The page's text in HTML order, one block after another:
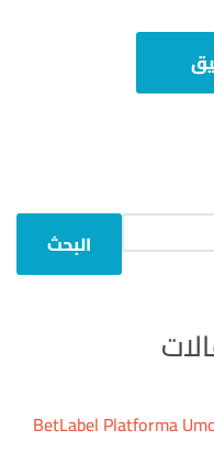
البحث
BetLabel Platforma